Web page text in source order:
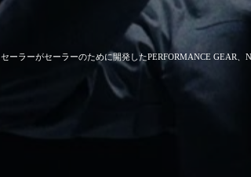
セーラーがセーラーのために開発したPERFORMANCE GEAR